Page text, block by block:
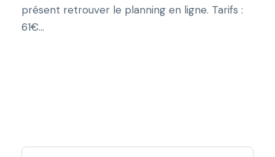
présent retrouver le planning en ligne. Tarifs :
61€...